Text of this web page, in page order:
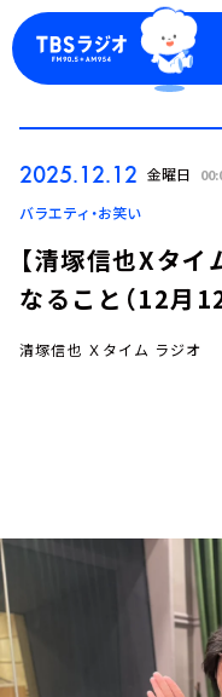
ログイン
お知らせ
イベント・グッ
YouTube
会社情報
2025.12.12 金曜日
バラエティ・お笑い
【清塚信也Xタイ
なること（12月
清塚信也 Ｘタイム ラジオ